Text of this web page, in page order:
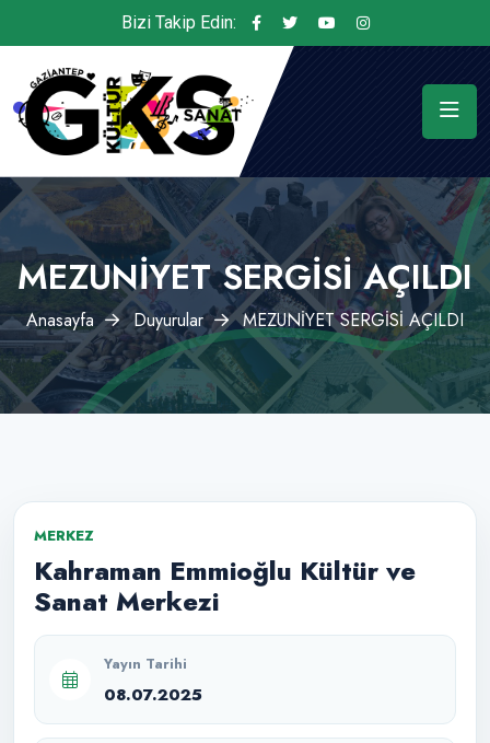
Bizi Takip Edin:
MEZUNİYET SERGİSİ AÇILDI
Anasayfa Duyurular MEZUNİYET SERGİSİ AÇILDI
MERKEZ
Kahraman Emmioğlu Kültür ve
Sanat Merkezi
Yayın Tarihi
08.07.2025